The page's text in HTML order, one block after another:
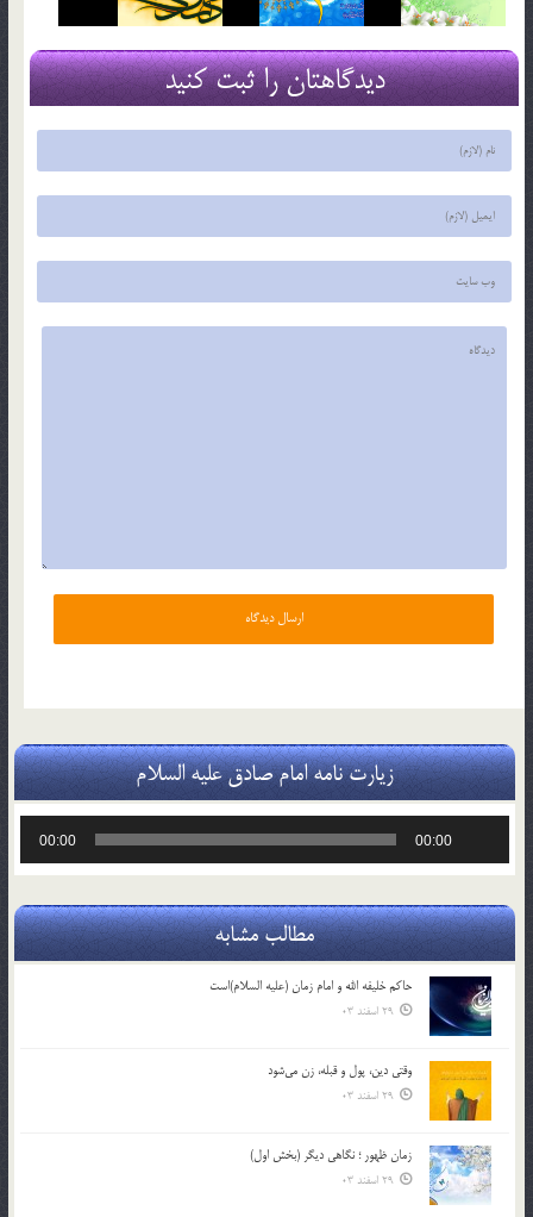
دیدگاهتان را ثبت کنید
زیارت نامه امام صادق علیه السلام
00:00
00:00
مطالب مشابه
حاکم خليفه الله و امام زمان (علیه السلام)است
29 اسفند 03
وقتی دین، پول و قبله، زن می‌شود
29 اسفند 03
زمان ظهور ؛ نگاهی دیگر (بخش اول)
29 اسفند 03